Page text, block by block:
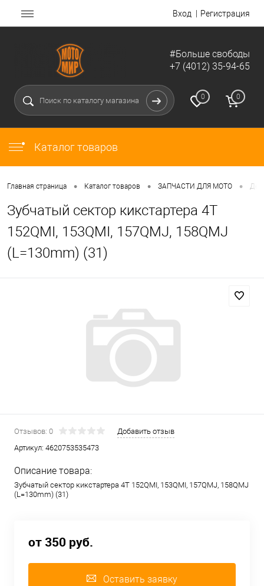
Вход Регистрация
#Больше свободы
+7 (4012) 35-94-65
0 0
Каталог товаров
Главная страница • Каталог товаров • ЗАПЧАСТИ ДЛЯ МОТО •
Зубчатый сектор кикстартера 4Т
152QMI, 153QMI, 157QMJ, 158QMJ
(L=130mm) (31)
Отзывов: 0
Добавить отзыв
Артикул: 4620753535473
Описание товара:
Зубчатый сектор кикстартера 4Т 152QMI, 153QMI, 157QMJ, 158QMJ
(L=130mm) (31)
от 350 руб.
Оставить заявку